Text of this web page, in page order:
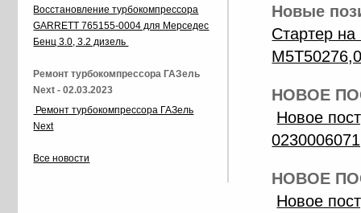
Новые
Стартер
НОВОЕ
Новое
НОВОЕ
Новое
Восстановление турбокомпрессора
GARRETT 765155-0004 для Мерседес
Бенц 3.0, 3.2 дизель
Ремонт турбокомпрессора ГАЗель
Next - 02.03.2023
Ремонт турбокомпрессора ГАЗель
Next
Все новости